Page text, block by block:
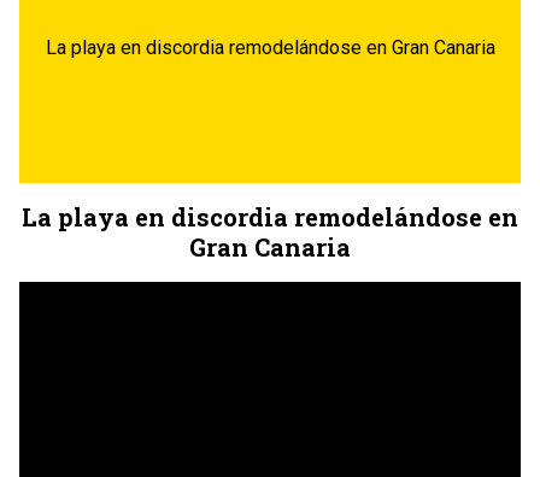
La playa en discordia remodelándose en Gran Canaria
La playa en discordia remodelándose en
Gran Canaria